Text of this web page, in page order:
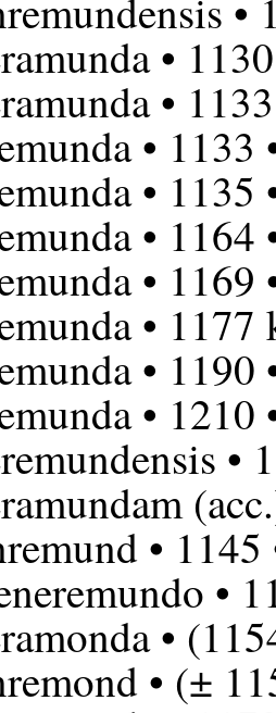
•
•
•
• 1133
• 1135
• 1164
• 1169
• 1177
• 1190
• 1210
•
• 1145
•
•
• (±